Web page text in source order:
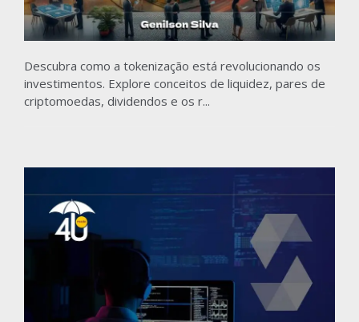
Descubra como a tokenização está revolucionando os
investimentos. Explore conceitos de liquidez, pares de
criptomoedas, dividendos e os r...